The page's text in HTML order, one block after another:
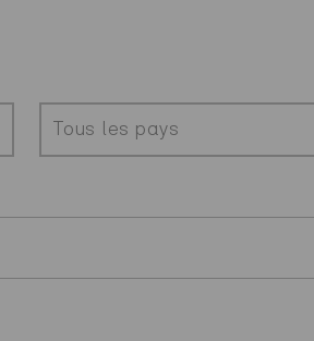
Tous les pays